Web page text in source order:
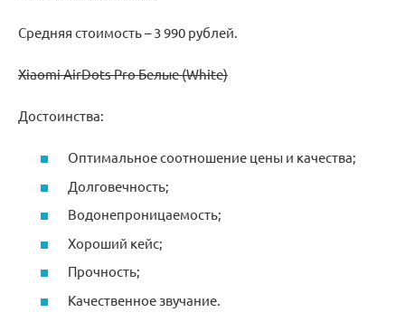
Средняя стоимость – 3 990 рублей.
Xiaomi AirDots Pro Белые (White)
Достоинства:
Оптимальное соотношение цены и качества;
Долговечность;
Водонепроницаемость;
Хороший кейс;
Прочность;
Качественное звучание.